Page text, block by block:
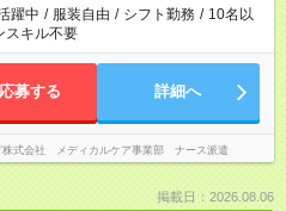
躍中 / 服装自由 / シフト勤務 / 10名以
スキル不要
応募する 詳細へ
株式会社 メディカルケア事業部 ナース派遣
掲載日：2026.08.06